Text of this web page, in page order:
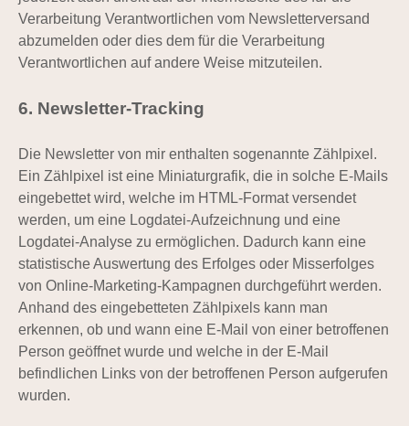
Verarbeitung Verantwortlichen vom Newsletterversand
abzumelden oder dies dem für die Verarbeitung
Verantwortlichen auf andere Weise mitzuteilen.
6. Newsletter-Tracking
Die Newsletter von mir enthalten sogenannte Zählpixel.
Ein Zählpixel ist eine Miniaturgrafik, die in solche E-Mails
eingebettet wird, welche im HTML-Format versendet
werden, um eine Logdatei-Aufzeichnung und eine
Logdatei-Analyse zu ermöglichen. Dadurch kann eine
statistische Auswertung des Erfolges oder Misserfolges
von Online-Marketing-Kampagnen durchgeführt werden.
Anhand des eingebetteten Zählpixels kann man
erkennen, ob und wann eine E-Mail von einer betroffenen
Person geöffnet wurde und welche in der E-Mail
befindlichen Links von der betroffenen Person aufgerufen
wurden.